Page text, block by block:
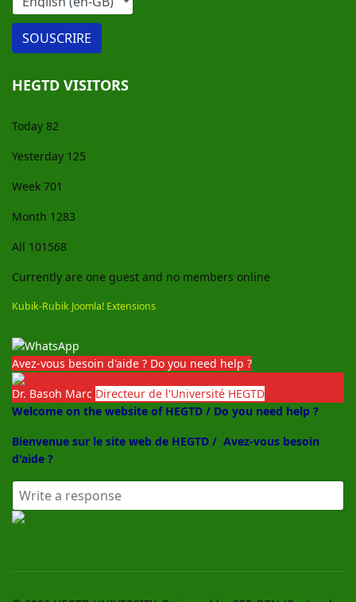
HEGTD VISITORS
Today 82
Yesterday 125
Week 701
Month 1283
All 101568
Currently are one guest and no members online
Kubik-Rubik Joomla! Extensions
Avez-vous besoin d'aide ? Do you need help ?
Dr. Basoh Marc Directeur de l'Université HEGTD
Welcome on the website of HEGTD / Do you need help ?
Bienvenue sur le site web de HEGTD / Avez-vous besoin
d'aide ?